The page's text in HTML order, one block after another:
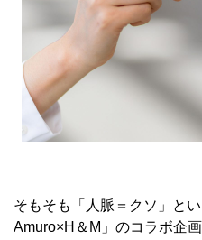
そもそも「人脈＝クソ」と
Amuro×H＆M」のコラボ企